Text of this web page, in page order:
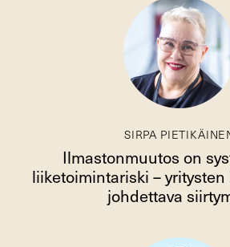
SIRPA
Ilmastonmuutos on
liiketoimintariski –
johdettava